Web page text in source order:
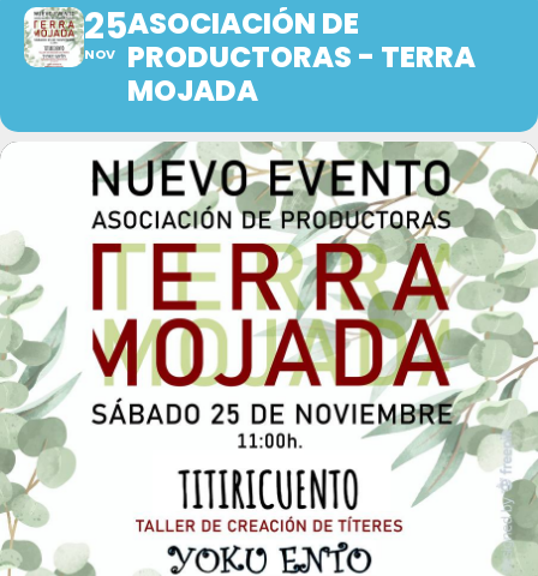
25
NOV
ASOCIACIÓN DE
PRODUCTORAS - TERRA
MOJADA